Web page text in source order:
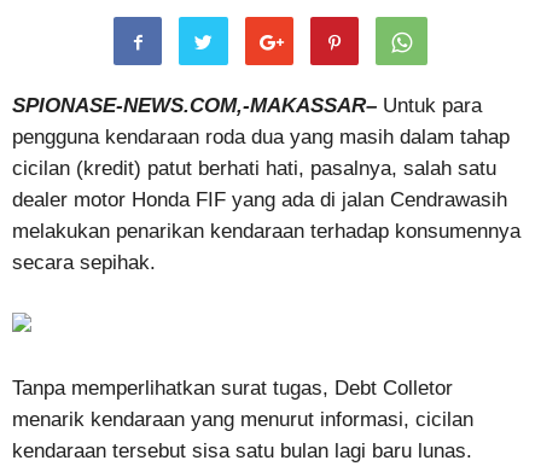
SPIONASE-NEWS.COM,-MAKASSAR– Untuk para
pengguna kendaraan roda dua yang masih dalam tahap
cicilan (kredit) patut berhati hati, pasalnya, salah satu
dealer motor Honda FIF yang ada di jalan Cendrawasih
melakukan penarikan kendaraan terhadap konsumennya
secara sepihak.
Tanpa memperlihatkan surat tugas, Debt Colletor
menarik kendaraan yang menurut informasi, cicilan
kendaraan tersebut sisa satu bulan lagi baru lunas.